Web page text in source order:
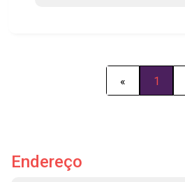
reformado - Suíte máster com
paisagismo - 2 Escadas de
superior - Possui habite-se
« 1
Endereço